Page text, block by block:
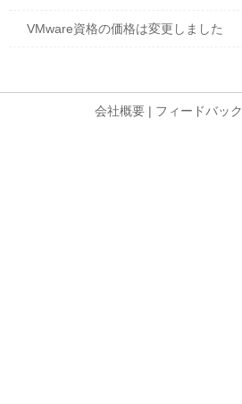
VMware資格の価格は変更しました
会社概要 | フィードバック